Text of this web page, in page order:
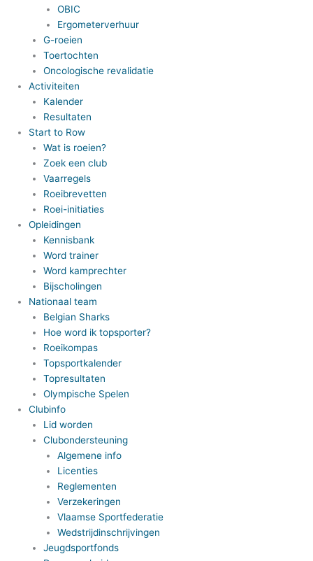
OBIC
Ergometerverhuur
G-roeien
Toertochten
Oncologische revalidatie
Activiteiten
Kalender
Resultaten
Start to Row
Wat is roeien?
Zoek een club
Vaarregels
Roeibrevetten
Roei-initiaties
Opleidingen
Kennisbank
Word trainer
Word kamprechter
Bijscholingen
Nationaal team
Belgian Sharks
Hoe word ik topsporter?
Roeikompas
Topsportkalender
Topresultaten
Olympische Spelen
Clubinfo
Lid worden
Clubondersteuning
Algemene info
Licenties
Reglementen
Verzekeringen
Vlaamse Sportfederatie
Wedstrijdinschrijvingen
Jeugdsportfonds